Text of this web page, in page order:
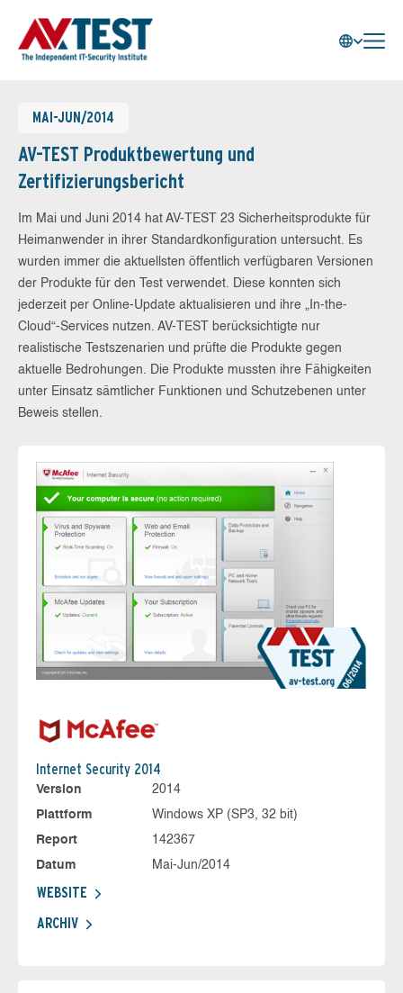
MAI-JUN/2014
AV-TEST Produktbewertung und
Zertifizierungsbericht
Im Mai und Juni 2014 hat AV-TEST 23 Sicherheitsprodukte für
Heimanwender in ihrer Standardkonfiguration untersucht. Es
wurden immer die aktuellsten öffentlich verfügbaren Versionen
der Produkte für den Test verwendet. Diese konnten sich
jederzeit per Online-Update aktualisieren und ihre „In-the-
Cloud“-Services nutzen. AV-TEST berücksichtigte nur
realistische Testszenarien und prüfte die Produkte gegen
aktuelle Bedrohungen. Die Produkte mussten ihre Fähigkeiten
unter Einsatz sämtlicher Funktionen und Schutzebenen unter
Beweis stellen.
Internet Security 2014
Version
2014
Plattform
Windows XP (SP3, 32 bit)
Report
142367
Datum
Mai-Jun/2014
WEBSITE
ARCHIV